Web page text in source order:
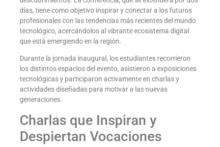
días, tiene como objetivo inspirar y conectar a los futuros
profesionales con las tendencias más recientes del mundo
tecnológico, acercándolos al vibrante ecosistema digital
que está emergiendo en la región.
Durante la jornada inaugural, los estudiantes recorrieron
los distintos espacios del evento, asistieron a exposiciones
tecnológicas y participaron activamente en charlas y
actividades diseñadas para motivar a las nuevas
generaciones.
Charlas que Inspiran y
Despiertan Vocaciones